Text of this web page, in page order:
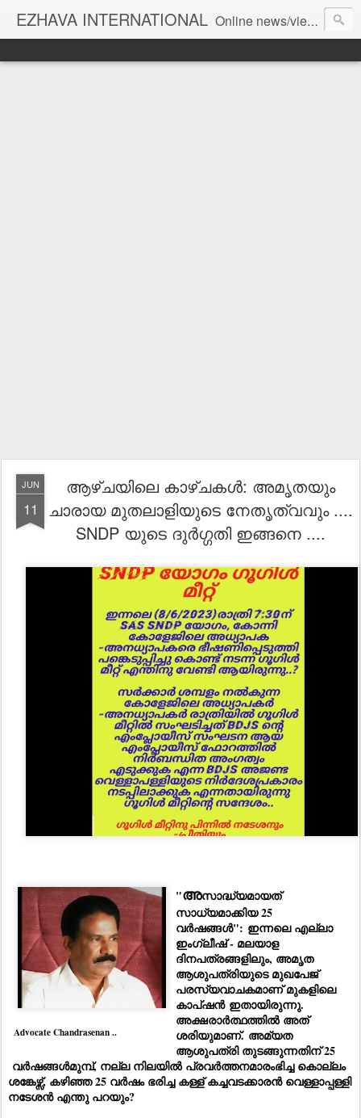
EZHAVA INTERNATIONAL Online news/views JOURNAL... Connecting the community worldwide Editorial Director: Prem Chandran
JUN
11
ആഴ്ചയിലെ കാഴ്ചകൾ: അമൃതയും
ചാരായ മുതലാളിയുടെ നേതൃത്വവും ....
SNDP യുടെ ദുർഗ്ഗതി ഇങ്ങനെ ....
Advocate Chandrasenan ..
"അസാദ്ധ്യമായത്
സാധ്യമാക്കിയ 25
വർഷങ്ങൾ": ഇന്നലെ എല്ലാ
ഇംഗ്ലീഷ് - മലയാള
ദിനപത്രങ്ങളിലും, അമൃത
ആശുപത്രിയുടെ മുഖപേജ്
പരസ്യവാചകമാണ് മുകളിലെ
കാപ്ഷൻ ഇതായിരുന്നു.
അക്ഷരാർത്ഥത്തിൽ അത്
ശരിയുമാണ്. അമ്യത
ആശുപത്രി തുടങ്ങുന്നതിന് 25
വർഷങ്ങൾമുമ്പ്, നല്ല നിലയിൽ പ്രവർത്തനമാരംഭിച്ച കൊല്ലം
ശങ്കേഴ്സ്, കഴിഞ്ഞ 25 വർഷം ഭരിച്ച കള്ള് കച്ചവടക്കാരൻ വെള്ളാപ്പള്ളി
നടേശൻ എന്തു പറയും?